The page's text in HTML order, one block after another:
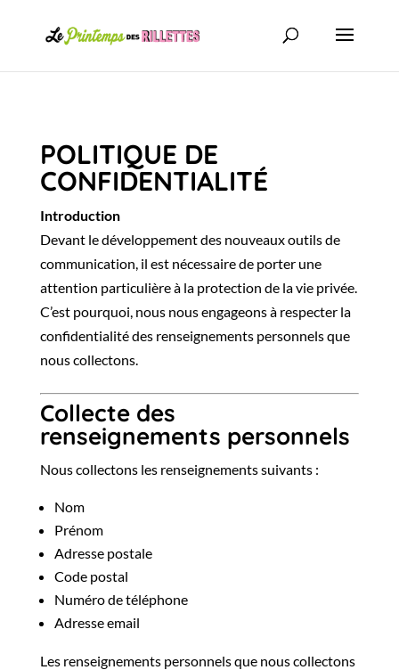
POLITIQUE DE
CONFIDENTIALITÉ
Introduction
Devant le développement des nouveaux outils de
communication, il est nécessaire de porter une
attention particulière à la protection de la vie privée.
C’est pourquoi, nous nous engageons à respecter la
confidentialité des renseignements personnels que
nous collectons.
Collecte des
renseignements personnels
Nous collectons les renseignements suivants :
Nom
Prénom
Adresse postale
Code postal
Numéro de téléphone
Adresse email
Les renseignements personnels que nous collectons